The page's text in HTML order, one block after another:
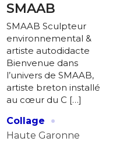
SMAAB
SMAAB Sculpteur
environnemental &
artiste autodidacte
Bienvenue dans
l’univers de SMAAB,
artiste breton installé
au cœur du C […]
Collage
·
Haute Garonne